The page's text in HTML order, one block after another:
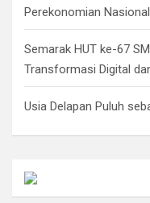
Perekonomian Nasional
Semarak HUT ke-67
Transformasi Digital
Usia Delapan Puluh